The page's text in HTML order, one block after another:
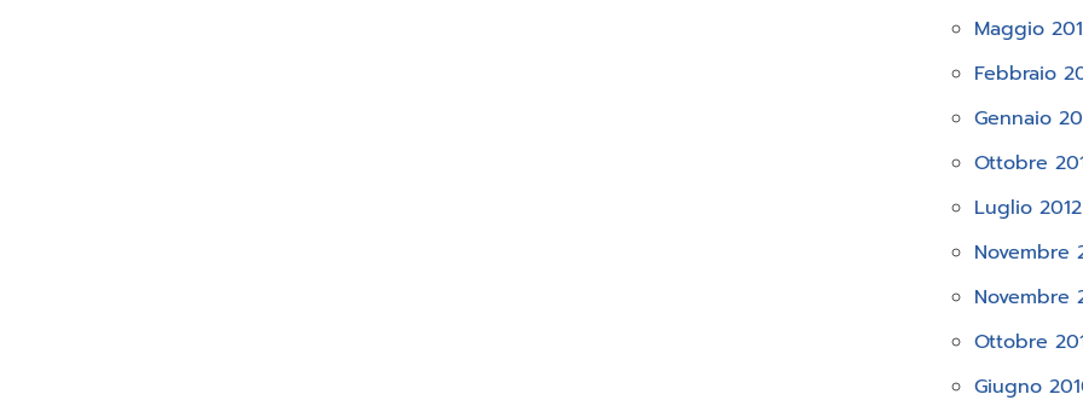
Maggio
Febbraio
Gennaio
Ottobre
Luglio 2012
Novembre
Novembre
Ottobre
Giugno